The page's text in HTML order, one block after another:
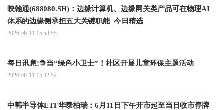
映翰通(688080.SH)：边缘计算机、边缘网关类产品可在物理AI
体系的边缘侧承担五大关键职能_今日精选
2026-06-11 15:58:55
每日讯息!争当“绿色小卫士”！社区开展儿童环保主题活动
2026-06-11 15:32:52
中韩半导体ETF华泰柏瑞：6月11日下午开市起至当日收市停牌